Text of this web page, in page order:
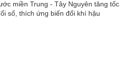
miền Trung - Tây Nguyên tăng tốc
số, thích ứng biến đổi khí hậu